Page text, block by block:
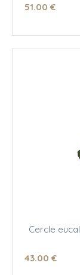
51.00 €
Cercle
43.00 €